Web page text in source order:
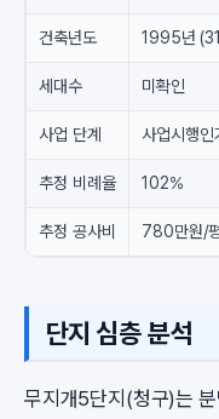
건축년도 1995년
세대수 미확인
사업 단계 사업시행인
추정 비례율 102%
추정 공사비 780만원/
단지 심층 분석
무지개5단지(청구)는